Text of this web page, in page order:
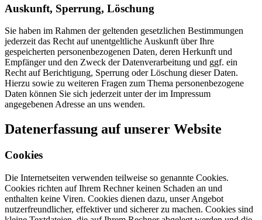
Auskunft, Sperrung, Löschung
Sie haben im Rahmen der geltenden gesetzlichen Bestimmungen
jederzeit das Recht auf unentgeltliche Auskunft über Ihre
gespeicherten personenbezogenen Daten, deren Herkunft und
Empfänger und den Zweck der Datenverarbeitung und ggf. ein
Recht auf Berichtigung, Sperrung oder Löschung dieser Daten.
Hierzu sowie zu weiteren Fragen zum Thema personenbezogene
Daten können Sie sich jederzeit unter der im Impressum
angegebenen Adresse an uns wenden.
Datenerfassung auf unserer Website
Cookies
Die Internetseiten verwenden teilweise so genannte Cookies.
Cookies richten auf Ihrem Rechner keinen Schaden an und
enthalten keine Viren. Cookies dienen dazu, unser Angebot
nutzerfreundlicher, effektiver und sicherer zu machen. Cookies sind